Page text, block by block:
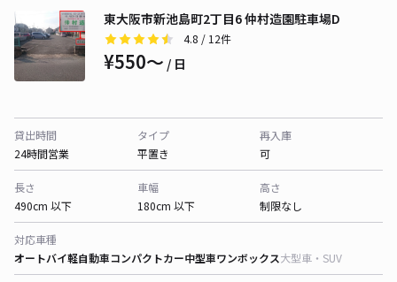
東大阪市新池島町2丁目6 仲村造園駐車場D
4.8 / 12件
¥550〜 / 日
貸出時間
24時間営業
タイプ
平置き
再入庫
可
長さ
490cm 以下
車幅
180cm 以下
高さ
制限なし
対応車種
オートバイ軽自動車コンパクトカー中型車ワンボックス大型車・SUV